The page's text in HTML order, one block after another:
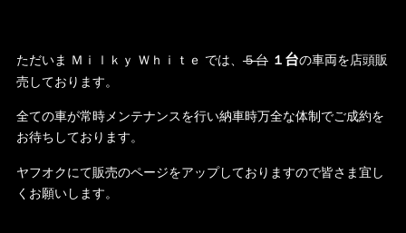
ただいま Ｍｉｌｋｙ Ｗｈｉｔｅ では、 ５台 １ 台の車両を店頭販
売しております。
全ての車が常時メンテナンスを行い納車時万全な体制でご成約を
お待ちしております。
ヤフオクにて販売のページをアップしておりますので皆さま宜し
くお願いします。